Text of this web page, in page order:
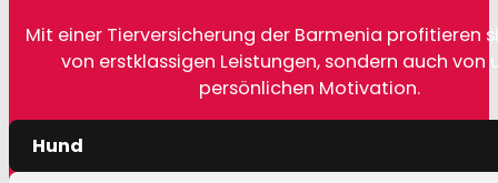
Mit einer Tierversicherung der Barmenia profitieren
von erstklassigen Leistungen, sondern auch von
persönlichen Motivation.
Hund